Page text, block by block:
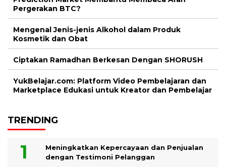
Pergerakan BTC?
Mengenal Jenis-jenis Alkohol dalam Produk
Kosmetik dan Obat
Ciptakan Ramadhan Berkesan Dengan SHORUSH
YukBelajar.com: Platform Video Pembelajaran dan
Marketplace Edukasi untuk Kreator dan Pembelajar
TRENDING
Meningkatkan Kepercayaan dan Penjualan
dengan Testimoni Pelanggan